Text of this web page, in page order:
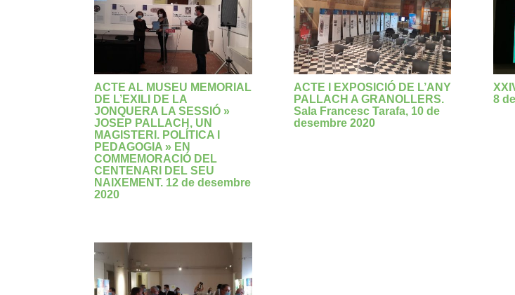
ACTE AL MUSEU MEMORIAL
DE L’EXILI DE LA
JONQUERA LA SESSIÓ »
JOSEP PALLACH, UN
MAGISTERI. POLÍTICA I
PEDAGOGIA » EN
COMMEMORACIÓ DEL
CENTENARI DEL SEU
NAIXEMENT. 12 de desembre
2020
ACTE I EXPOSICIÓ DE L’ANY
PALLACH A GRANOLLERS.
Sala Francesc Tarafa, 10 de
desembre 2020
8